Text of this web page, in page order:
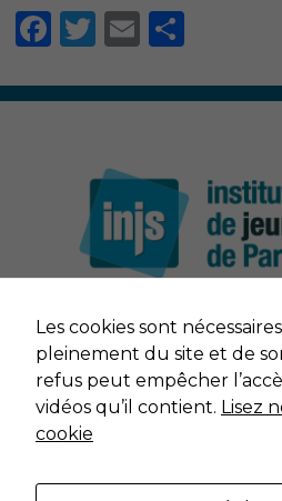
Facebook
Twitter
Email
NOUS
MENTIONS
Les cookies sont
pleinement du site et de
refus peut empêcher
vidéos qu’il contient. Lisez
cookie